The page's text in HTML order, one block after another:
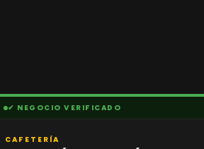
✔ NEGOCIO VERIFICADO
CAFETERÍA